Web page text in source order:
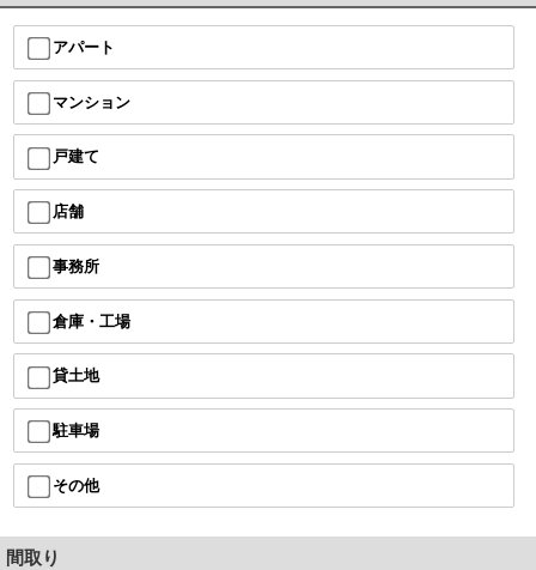
アパート
マンション
戸建て
店舗
事務所
倉庫・工場
貸土地
駐車場
その他
間取り